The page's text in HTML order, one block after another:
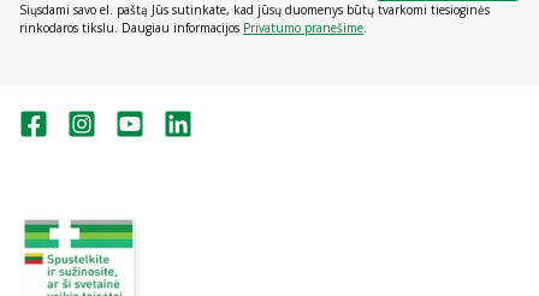
Siųsdami savo el. paštą Jūs sutinkate, kad jūsų duomenys būtų tvarkomi tiesioginės
rinkodaros tikslu. Daugiau informacijos Privatumo pranešime.